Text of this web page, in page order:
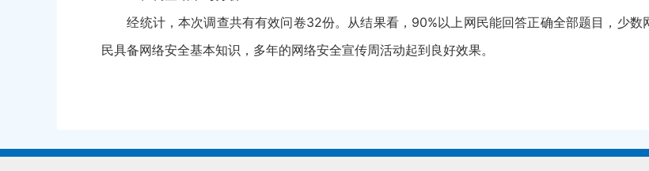
经统计，本次调查共有有效问卷32份。从结果看，90%以上网民能回答正确全部题目，少数
民具备网络安全基本知识，多年的网络安全宣传周活动起到良好效果。